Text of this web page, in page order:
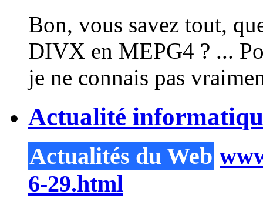
Bon, vous savez tout,
DIVX en MEPG4 ? ...
je ne connais pas
Actualité
Actualités du Web
6-29.html